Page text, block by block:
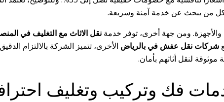
من يبحث عن خدمة آمنة وسريعة.
والأجهزة. ومن جهة أخرى، توفر خدمة نقل الاثاث مع التغليف في
شركات نقل عفش في بالرياض الأخرى، تتميز الشركة بالالتزام
لنقل أثاثهم بأمان.
فك وتركيب وتغليف